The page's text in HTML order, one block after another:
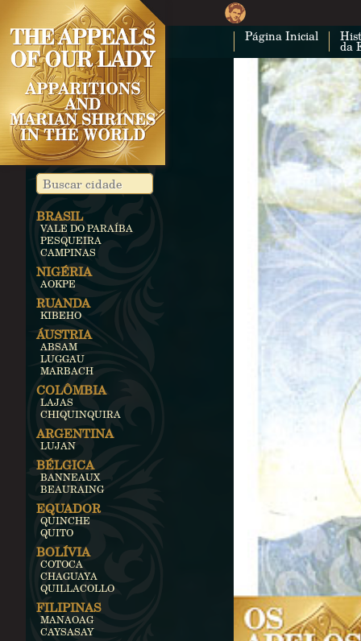
Página Inicial
da
BRASIL
VALE DO PARAÍBA
PESQUEIRA
CAMPINAS
NIGÉRIA
AOKPE
RUANDA
KIBEHO
ÁUSTRIA
ABSAM
LUGGAU
MARBACH
COLÔMBIA
LAJAS
CHIQUINQUIRA
ARGENTINA
LUJAN
BÉLGICA
BANNEAUX
BEAURAING
EQUADOR
QUINCHE
QUITO
BOLÍVIA
COTOCA
CHAGUAYA
QUILLACOLLO
FILIPINAS
MANAOAG
CAYSASAY